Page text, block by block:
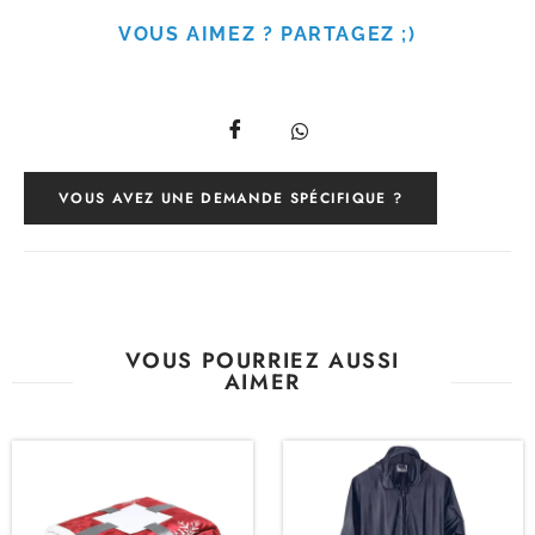
VOUS AIMEZ ? PARTAGEZ ;)
VOUS AVEZ UNE DEMANDE SPÉCIFIQUE ?
VOUS POURRIEZ AUSSI
AIMER